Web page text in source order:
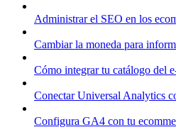
Administrar el SEO en los
Cambiar la moneda para
Cómo integrar tu catálogo del
Conectar Universal Analytics
Configura GA4 con tu